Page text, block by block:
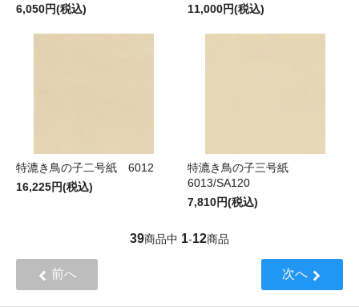
6,050円(税込)
11,000円(税込)
特漉き鳥の子二号紙 6012
16,225円(税込)
特漉き鳥の子三号紙
6013/SA120
7,810円(税込)
39商品中 1-12商品
前へ 次へ